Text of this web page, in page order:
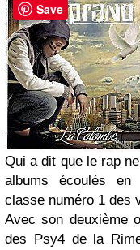
Qui a dit que le rap
albums écoulés en
classe numéro 1 des
Avec son deuxième
des Psy4 de la
Save